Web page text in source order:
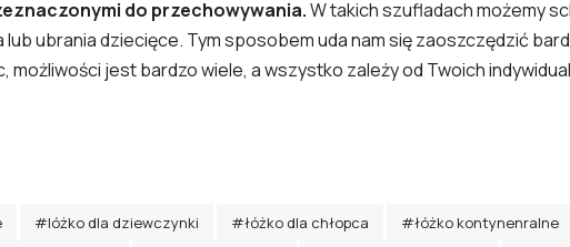
do przechowywania.W takich szufladach możemy
ubrania dziecięce. Tym sposobem uda nam się zaoszczędzić
możliwości jest bardzo wiele, a wszystko zależy od Twoich
#lóżko dla dziewczynki #łóżko dla chłopca #łóżko kontynenralne